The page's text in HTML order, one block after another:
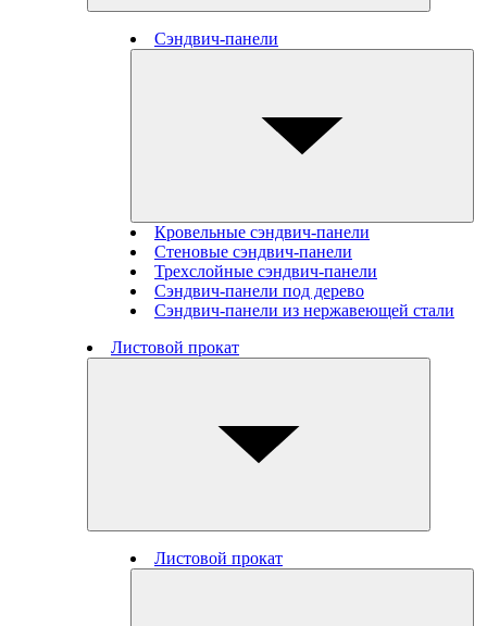
Сэндвич-панели
Кровельные сэндвич-панели
Стеновые cэндвич-панели
Трехслойные сэндвич-панели
Сэндвич-панели под дерево
Сэндвич-панели из нержавеющей стали
Листовой прокат
Листовой прокат